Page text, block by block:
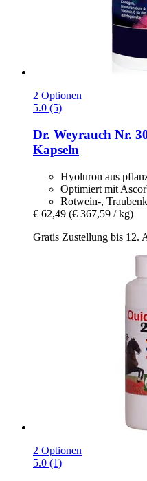
2 Optionen
5.0 (5)
Dr. Weyrauch Nr.
Kapseln
Hyoluron aus
Optimiert mit
Rotwein-,
€ 62,49 (€ 367,59 / kg)
Gratis Zustellung bis 12.
2 Optionen
5.0 (1)